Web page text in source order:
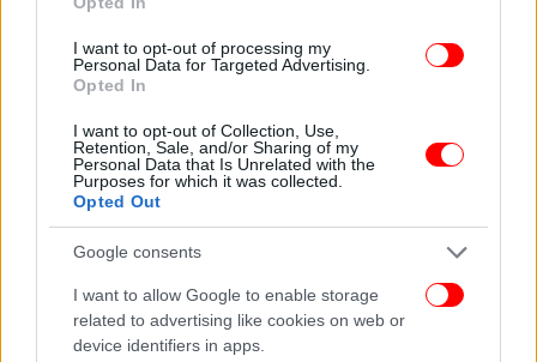
I want to opt-out of processing my
Personal Data for Targeted Advertising.
Opted In
I want to opt-out of Collection, Use,
Retention, Sale, and/or Sharing of my
Personal Data that Is Unrelated with the
Purposes for which it was collected.
Opted Out
Google consents
I want to allow Google to enable storage
related to advertising like cookies on web or
device identifiers in apps.
ΠΕΡΙΣΣΟΤΕΡΑ ΒΙΝΤΕΟ
Ακολουθήστε το στο Google News
και μάθετε
πρώτοι όλες τις ειδήσεις